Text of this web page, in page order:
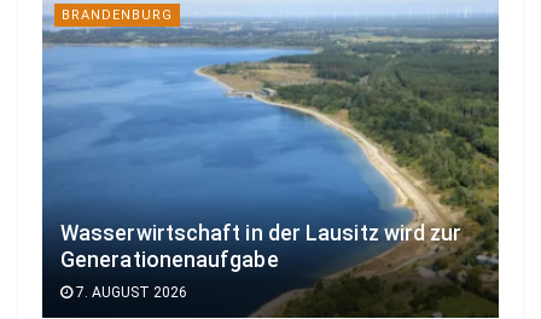
BRANDENBURG
Wasserwirtschaft in der Lausitz wird zur
Generationenaufgabe
7. AUGUST 2026